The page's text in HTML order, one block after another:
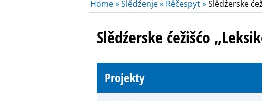
Home »Slědźenje » Rěčespyt »Slědźerske
Slědźerske ćežišćo
Projekty